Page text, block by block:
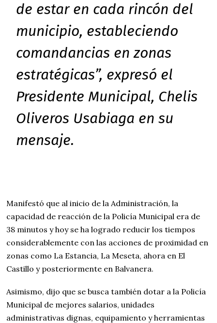
de estar en cada rincón del
municipio, estableciendo
comandancias en zonas
estratégicas”, expresó el
Presidente Municipal, Chelis
Oliveros Usabiaga en su
mensaje.
Manifestó que al inicio de la Administración, la
capacidad de reacción de la Policía Municipal era de
38 minutos y hoy se ha logrado reducir los tiempos
considerablemente con las acciones de proximidad en
zonas como La Estancia, La Meseta, ahora en El
Castillo y posteriormente en Balvanera.
Asimismo, dijo que se busca también dotar a la Policía
Municipal de mejores salarios, unidades
administrativas dignas, equipamiento y herramientas